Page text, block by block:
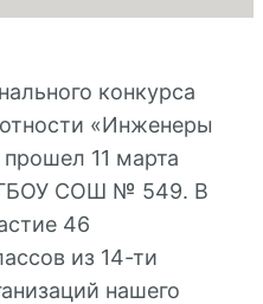
конкурса
«Инженеры
11 марта
ГБОУ СОШ № 549. В
46
из 14-ти
нашего